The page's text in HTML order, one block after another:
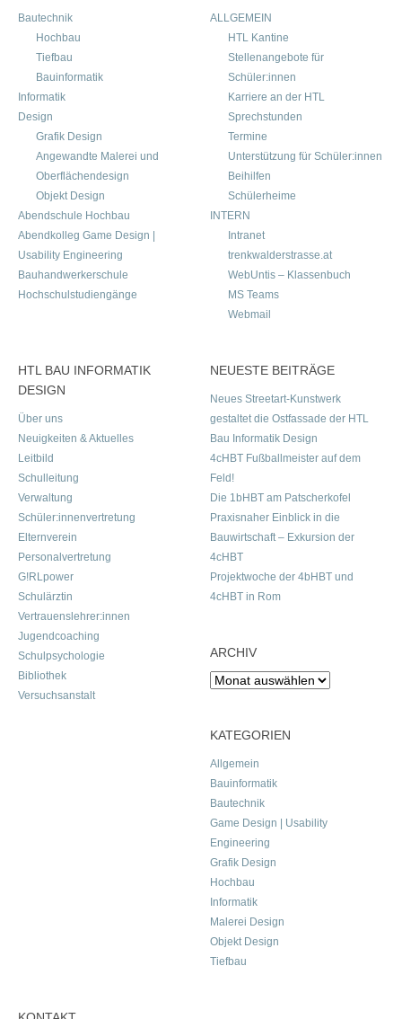
Bautechnik
Hochbau
Tiefbau
Bauinformatik
Informatik
Design
Grafik Design
Angewandte Malerei und
Oberflächendesign
Objekt Design
Abendschule Hochbau
Abendkolleg Game Design |
Usability Engineering
Bauhandwerkerschule
Hochschulstudiengänge
ALLGEMEIN
HTL Kantine
Stellenangebote für
Schüler:innen
Karriere an der HTL
Sprechstunden
Termine
Unterstützung für Schüler:innen
Beihilfen
Schülerheime
INTERN
Intranet
trenkwalderstrasse.at
WebUntis – Klassenbuch
MS Teams
Webmail
HTL BAU INFORMATIK
DESIGN
Über uns
Neuigkeiten & Aktuelles
Leitbild
Schulleitung
Verwaltung
Schüler:innenvertretung
Elternverein
Personalvertretung
G!RLpower
Schulärztin
Vertrauenslehrer:innen
Jugendcoaching
Schulpsychologie
Bibliothek
Versuchsanstalt
NEUESTE BEITRÄGE
Neues Streetart-Kunstwerk
gestaltet die Ostfassade der HTL
Bau Informatik Design
4cHBT Fußballmeister auf dem
Feld!
Die 1bHBT am Patscherkofel
Praxisnaher Einblick in die
Bauwirtschaft – Exkursion der
4cHBT
Projektwoche der 4bHBT und
4cHBT in Rom
ARCHIV
Archiv
KATEGORIEN
Allgemein
Bauinformatik
Bautechnik
Game Design | Usability
Engineering
Grafik Design
Hochbau
Informatik
Malerei Design
Objekt Design
Tiefbau